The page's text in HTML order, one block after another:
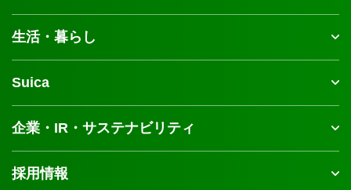
生活・暮らし
Suica
企業・IR・サステナビリティ
採用情報